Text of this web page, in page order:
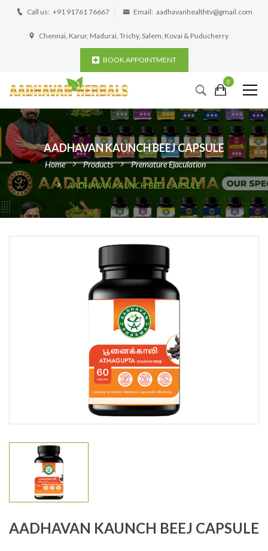
Call us: +91 91761 76667 Email: aadhavanhealthtv@gmail.com
Chennai, Karur, Madurai, Trichy, Salem, Kovai & Puducherry
BOOK APPOINTMENT
0
AADHAVAN KAUNCH BEEJ CAPSULE
Home Products Premature Ejaculation
AADHAVAN KAUNCH BEEJ CAPSULE
AADHAVAN KAUNCH BEEJ CAPSULE